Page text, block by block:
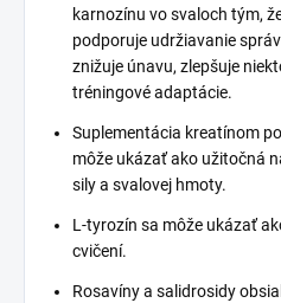
karnozínu vo svaloch tým,
podporuje udržiavanie
znižuje únavu, zlepšuje
tréningové adaptácie.
Suplementácia kreatínom
môže ukázať ako užitočná
sily a svalovej hmoty.
L-tyrozín sa môže ukázať
cvičení.
Rosavíny a salidrosidy